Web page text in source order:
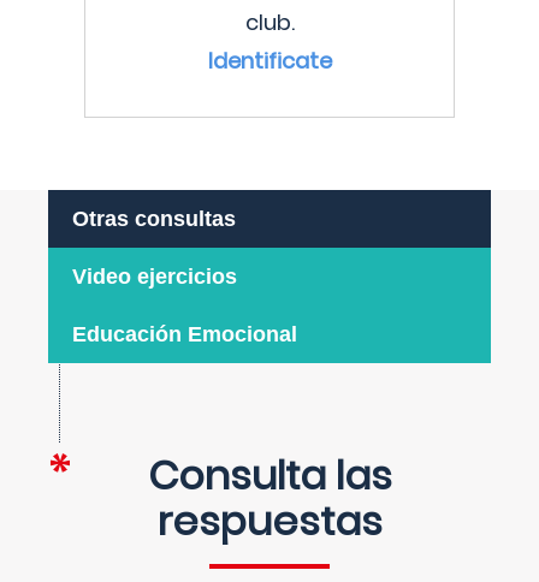
club.
Identificate
Otras consultas
Video ejercicios
Educación Emocional
Consulta las
respuestas